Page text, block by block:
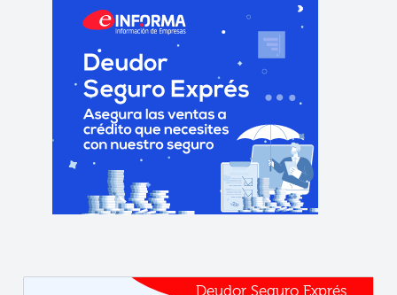
Deudor Seguro Exprés